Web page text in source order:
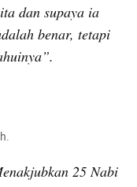
dan supaya ia
benar, tetapi